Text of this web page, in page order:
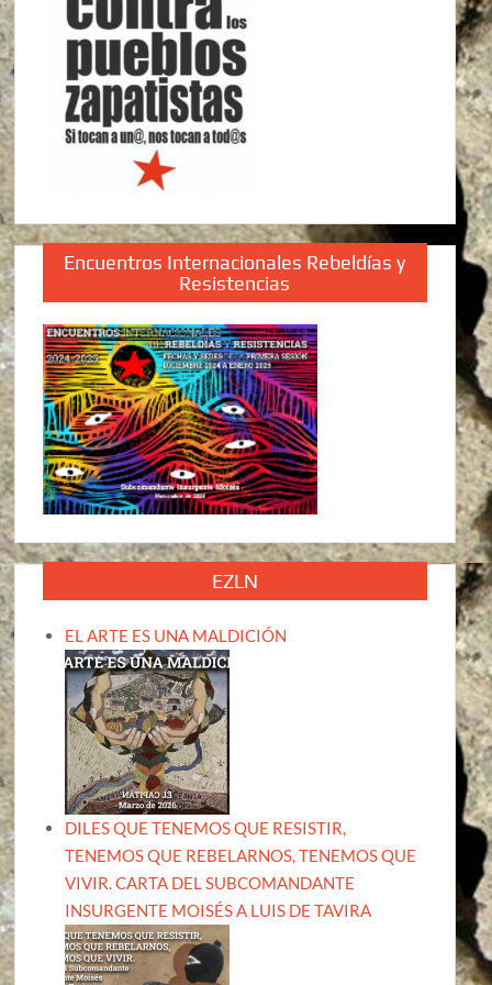
Encuentros Internacionales Rebeldías y
Resistencias
EZLN
EL ARTE ES UNA MALDICIÓN
DILES QUE TENEMOS QUE RESISTIR,
TENEMOS QUE REBELARNOS, TENEMOS QUE
VIVIR. CARTA DEL SUBCOMANDANTE
INSURGENTE MOISÉS A LUIS DE TAVIRA